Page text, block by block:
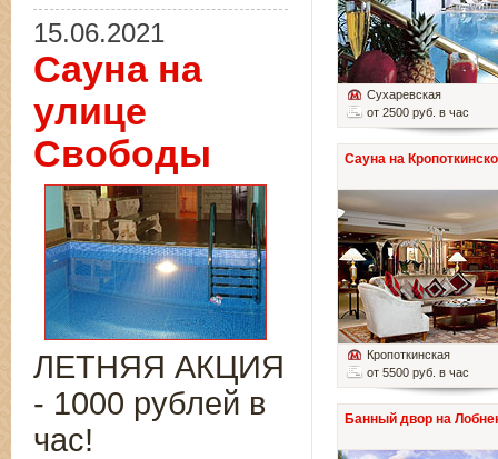
Сухаревская
от 2500 руб. в час
Сауна на
Кропоткинская
от 5500 руб. в час
Банный двор на
15.06.2021
Сауна на
улице
Свободы
ЛЕТНЯЯ АКЦИЯ
- 1000 рублей в
час!